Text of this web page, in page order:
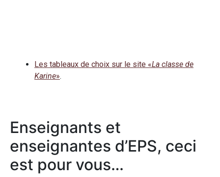
Les tableaux de choix sur le site «La classe de
Karine».
Enseignants et
enseignantes d’EPS, ceci
est pour vous…